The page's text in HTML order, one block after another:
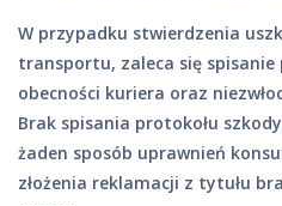
W przypadku stwierdzenia
transportu, zaleca się spisanie
obecności kuriera oraz
Brak spisania protokołu
żaden sposób uprawnień
złożenia reklamacji z tytułu